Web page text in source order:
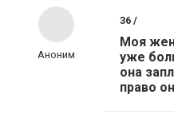
Аноним
36 /
Моя
уже
она
право